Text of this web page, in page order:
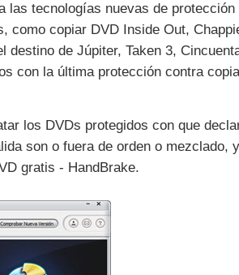
las tecnologías nuevas de
como copiar DVD Inside Out,
de Júpiter, Taken 3,
con la última protección contra
los DVDs protegidos con que
son o fuera de orden o mezclado,
gratis - HandBrake.